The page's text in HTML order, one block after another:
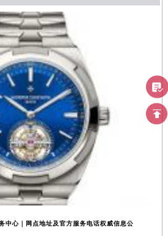
中心｜网点地址及官方服务电话权威信息公